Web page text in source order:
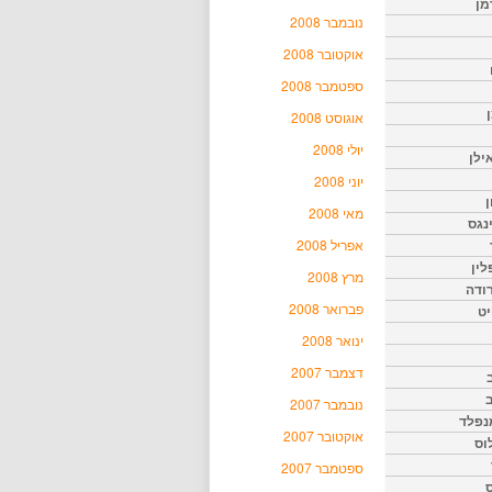
נובמבר 2008
אוקטובר 2008
ספטמבר 2008
אוגוסט 2008
יולי 2008
יוני 2008
מאי 2008
אפריל 2008
מרץ 2008
פברואר 2008
ינואר 2008
דצמבר 2007
נובמבר 2007
אוקטובר 2007
ספטמבר 2007